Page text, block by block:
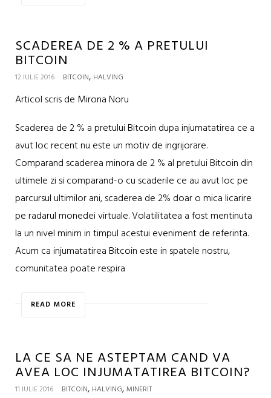
SCADEREA DE 2 % A PRETULUI
BITCOIN
12 IULIE 2016 BITCOIN, HALVING
Articol scris de Mirona Noru
Scaderea de 2 % a pretului Bitcoin dupa injumatatirea ce a
avut loc recent nu este un motiv de ingrijorare.
Comparand scaderea minora de 2 % al pretului Bitcoin din
ultimele zi si comparand-o cu scaderile ce au avut loc pe
parcursul ultimilor ani, scaderea de 2% doar o mica licarire
pe radarul monedei virtuale. Volatilitatea a fost mentinuta
la un nivel minim in timpul acestui eveniment de referinta.
Acum ca injumatatirea Bitcoin este in spatele nostru,
comunitatea poate respira
READ MORE
LA CE SA NE ASTEPTAM CAND VA
AVEA LOC INJUMATATIREA BITCOIN?
11 IULIE 2016 BITCOIN, HALVING, MINERIT